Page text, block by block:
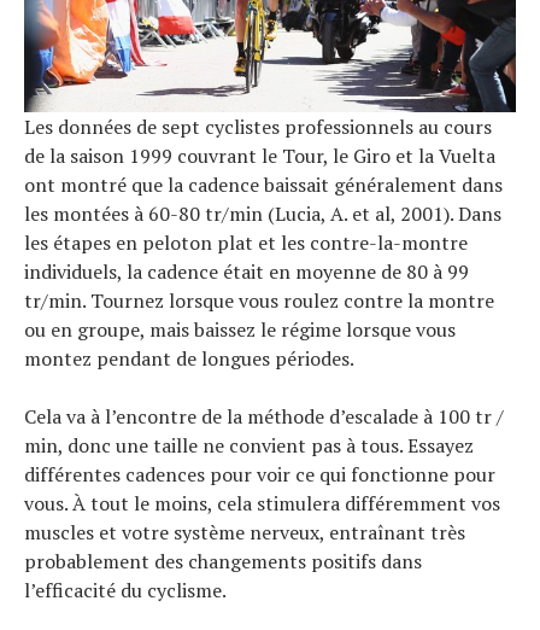
Les données de sept cyclistes professionnels au cours
de la saison 1999 couvrant le Tour, le Giro et la Vuelta
ont montré que la cadence baissait généralement dans
les montées à 60-80 tr/min (Lucia, A. et al, 2001). Dans
les étapes en peloton plat et les contre-la-montre
individuels, la cadence était en moyenne de 80 à 99
tr/min. Tournez lorsque vous roulez contre la montre
ou en groupe, mais baissez le régime lorsque vous
montez pendant de longues périodes.
Cela va à l’encontre de la méthode d’escalade à 100 tr /
min, donc une taille ne convient pas à tous. Essayez
différentes cadences pour voir ce qui fonctionne pour
vous. À tout le moins, cela stimulera différemment vos
muscles et votre système nerveux, entraînant très
probablement des changements positifs dans
l’efficacité du cyclisme.